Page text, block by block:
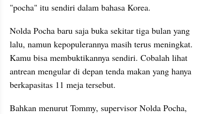
"pocha" itu sendiri dalam bahasa Korea.
Nolda Pocha baru saja buka sekitar tiga bulan yang
lalu, namun kepopulerannya masih terus meningkat.
Kamu bisa membuktikannya sendiri. Cobalah lihat
antrean mengular di depan tenda makan yang hanya
berkapasitas 11 meja tersebut.
Bahkan menurut Tommy, supervisor Nolda Pocha,